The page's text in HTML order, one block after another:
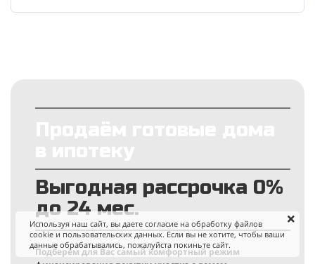
Выгодная рассрочка 0%
до 24 мес.
Подберём для Вас самый комфортный режим
Используя наш сайт, вы даете согласие на обработку файлов
cookie и пользовательских данных. Если вы не хотите, чтобы ваши
данные обрабатывались, пожалуйста покиньте сайт.